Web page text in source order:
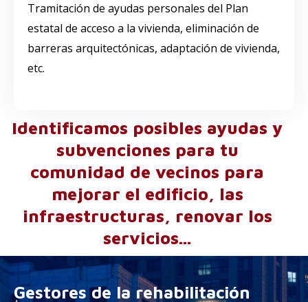
Tramitación de ayudas personales del Plan
estatal de acceso a la vivienda, eliminación de
barreras arquitectónicas, adaptación de vivienda,
etc.
Identificamos posibles ayudas y
subvenciones para tu
comunidad de vecinos para
mejorar el edificio, las
infraestructuras, renovar los
servicios...
Gestores de la rehabilitación